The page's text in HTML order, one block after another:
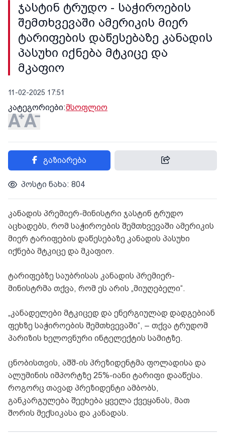
ჯასტინ ტრუდო - საჭიროების
შემთხვევაში ამერიკის მიერ
ტარიფების დაწესებაზე კანადის
პასუხი იქნება მტკიცე და
მკაფიო
11-02-2025 17:51
კატეგორიები:მსოფლიო
გაზიარება
პოსტი ნახა: 804
კანადის პრემიერ-მინისტრი ჯასტინ ტრუდო
აცხადებს, რომ საჭიროების შემთხვევაში ამერიკის
მიერ ტარიფების დაწესებაზე კანადის პასუხი
იქნება მტკიცე და მკაფიო.
ტარიფებზე საუბრისას კანადის პრემიერ-
მინისტრმა თქვა, რომ ეს არის „მიუღებელი“.
„კანადელები მტკიცედ და ენერგიულად დადგებიან
ფეხზე საჭიროების შემთხვევაში“, – თქვა ტრუდომ
პარიზის ხელოვნური ინტელექტის სამიტზე.
ცნობისთვის, აშშ-ის პრეზიდენტმა ფოლადისა და
ალუმინის იმპორტზე 25%-იანი ტარიფი დააწესა.
როგორც თავად პრეზიდენტი ამბობს,
განკარგულება შეეხება ყველა ქვეყანას, მათ
შორის მექსიკასა და კანადას.